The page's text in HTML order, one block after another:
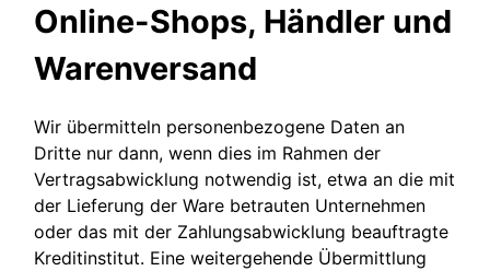
Online-Shops, Händler und
Warenversand
Wir übermitteln personenbezogene Daten an
Dritte nur dann, wenn dies im Rahmen der
Vertragsabwicklung notwendig ist, etwa an die mit
der Lieferung der Ware betrauten Unternehmen
oder das mit der Zahlungsabwicklung beauftragte
Kreditinstitut. Eine weitergehende Übermittlung